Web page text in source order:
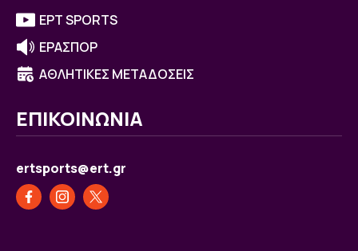
ΕΡΤ SPORTS
ΕΡΑΣΠΟΡ
ΑΘΛΗΤΙΚΕΣ ΜΕΤΑΔΟΣΕΙΣ
ΕΠΙΚΟΙΝΩΝΙΑ
ertsports@ert.gr